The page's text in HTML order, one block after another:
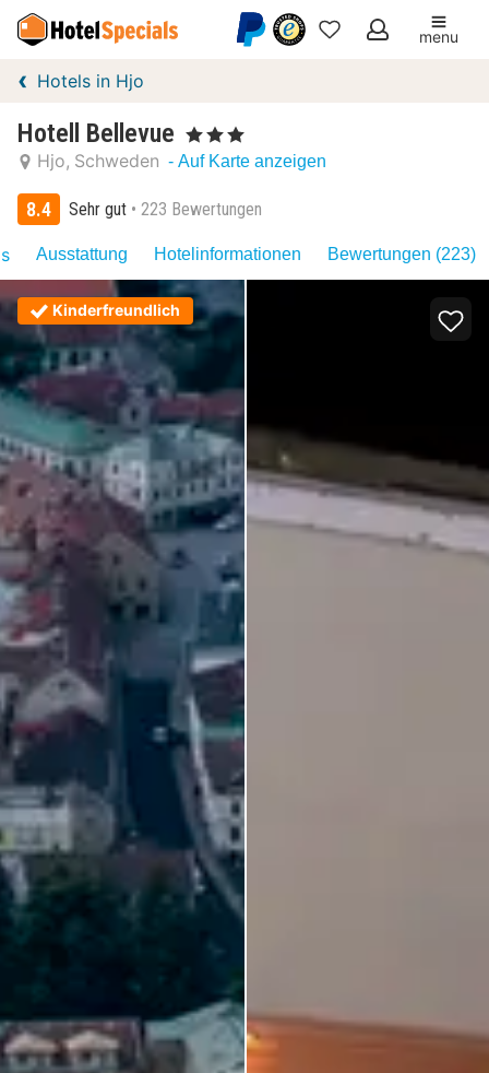
Meine
menu
Hotels in Hjo
Hotell Bellevue , 3 Sterne
Hjo Schweden - Auf Karte anzeigen
8.4 Sehr gut 223 Bewertungen
Ausstattung Hotelinformationen Bewertungen (223)
Kinderfreundlich